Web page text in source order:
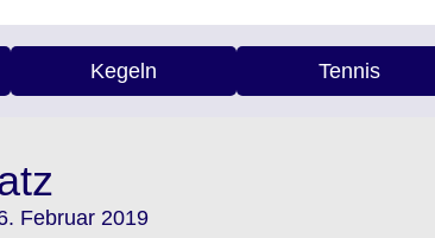
Kegeln Tennis
Februar 2019